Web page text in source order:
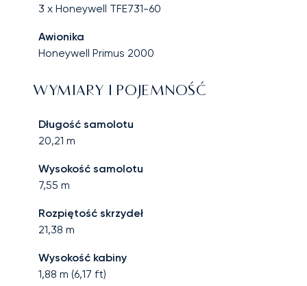
3 x Honeywell TFE731-60
Awionika
Honeywell Primus 2000
WYMIARY I POJEMNOŚĆ
Długość samolotu
20,21 m
Wysokość samolotu
7,55 m
Rozpiętość skrzydeł
21,38 m
Wysokość kabiny
1,88 m (6,17 ft)